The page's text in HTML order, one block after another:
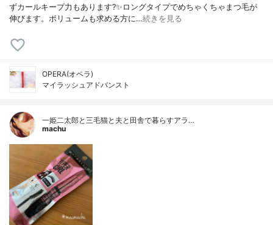
ずカールキープ力もあります?✨ロングタイプでめちゃくちゃまつ毛が
伸びます。ボリュームも求める方に…続きを見る
OPERA(オペラ)
マイラッシュアドバンスト
一姫二太郎と三毛猫と夫と田舎で暮らすアラ…
machu